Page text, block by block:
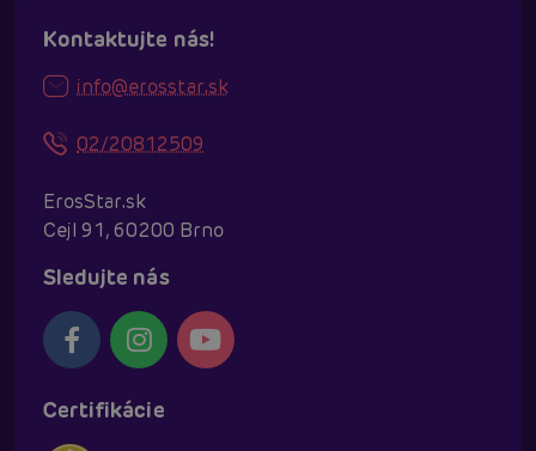
Kontaktujte nás!
info@erosstar.sk
02/20812509
ErosStar.sk
Cejl 91, 60200 Brno
Sledujte nás
Certifikácie